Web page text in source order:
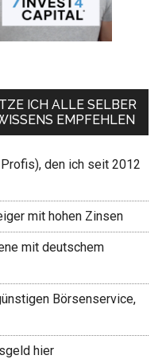
ICH ALLE SELBER
EMPFEHLEN
den ich seit 2012
mit hohen Zinsen
mit deutschem
Börsenservice,
hier